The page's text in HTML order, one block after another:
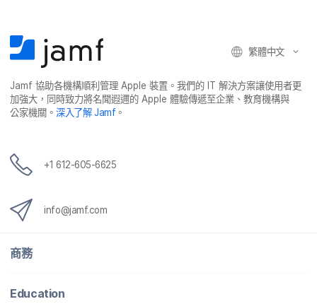
繁體​中文
Jamf協助​各​機構​順利​管理 Apple裝置。​我們​的 IT解決​方案​讓​使用​者​更​
加強​大，​同時​致力​將​名聞​遐邇​的 Apple體驗​傳遞​至​企業、​教育​機構​與​
公家​機關。深入​了​解Jamf。
+1 612-605-6625
info@jamf.com
商務
Education